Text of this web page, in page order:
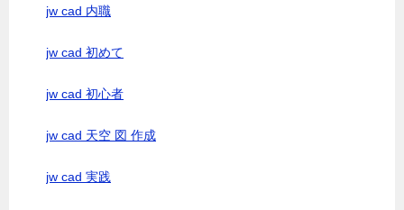
jw cad 内職
jw cad 初めて
jw cad 初心者
jw cad 天空 図 作成
jw cad 実践